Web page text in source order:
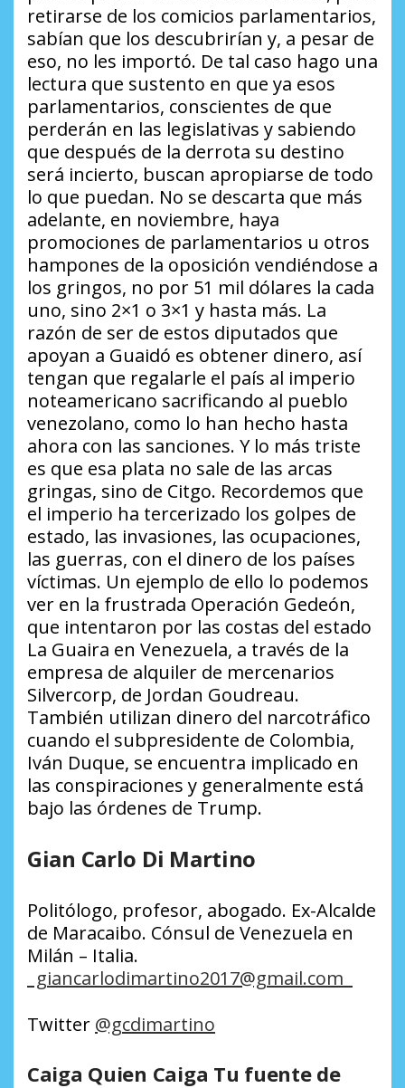
retirarse de los comicios parlamentarios,
sabían que los descubrirían y, a pesar de
eso, no les importó. De tal caso hago una
lectura que sustento en que ya esos
parlamentarios, conscientes de que
perderán en las legislativas y sabiendo
que después de la derrota su destino
será incierto, buscan apropiarse de todo
lo que puedan. No se descarta que más
adelante, en noviembre, haya
promociones de parlamentarios u otros
hampones de la oposición vendiéndose a
los gringos, no por 51 mil dólares la cada
uno, sino 2×1 o 3×1 y hasta más. La
razón de ser de estos diputados que
apoyan a Guaidó es obtener dinero, así
tengan que regalarle el país al imperio
noteamericano sacrificando al pueblo
venezolano, como lo han hecho hasta
ahora con las sanciones. Y lo más triste
es que esa plata no sale de las arcas
gringas, sino de Citgo. Recordemos que
el imperio ha tercerizado los golpes de
estado, las invasiones, las ocupaciones,
las guerras, con el dinero de los países
víctimas. Un ejemplo de ello lo podemos
ver en la frustrada Operación Gedeón,
que intentaron por las costas del estado
La Guaira en Venezuela, a través de la
empresa de alquiler de mercenarios
Silvercorp, de Jordan Goudreau.
También utilizan dinero del narcotráfico
cuando el subpresidente de Colombia,
Iván Duque, se encuentra implicado en
las conspiraciones y generalmente está
bajo las órdenes de Trump.
Gian Carlo Di Martino
Politólogo, profesor, abogado. Ex-Alcalde
de Maracaibo. Cónsul de Venezuela en
Milán – Italia.
giancarlodimartino2017@gmail.com
Twitter @gcdimartino
Caiga Quien Caiga Tu fuente de